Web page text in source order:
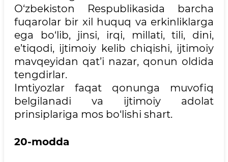
O‘zbekiston Respublikasida barcha
fuqarolar bir xil huquq va erkinliklarga
ega bo‘lib, jinsi, irqi, millati, tili, dini,
e’tiqodi, ijtimoiy kelib chiqishi, ijtimoiy
mavqeyidan qat’i nazar, qonun oldida
tengdirlar.
Imtiyozlar faqat qonunga muvofiq
belgilanadi va ijtimoiy adolat
prinsiplariga mos bo‘lishi shart.
20-modda